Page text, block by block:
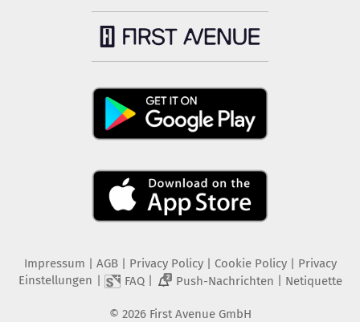
Impressum AGB Privacy Policy| Cookie Policy| Privacy
Einstellungen
FAQ| 2 Push-Nachrichten Netiquette
© 2026 First Avenue GmbH